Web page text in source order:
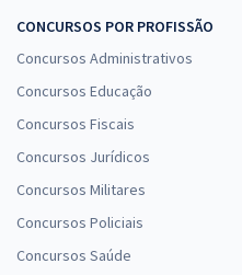
CONCURSOS POR PROFISSÃO
Concursos Administrativos
Concursos Educação
Concursos Fiscais
Concursos Jurídicos
Concursos Militares
Concursos Policiais
Concursos Saúde